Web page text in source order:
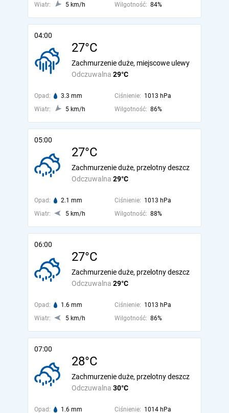
Wiatr:
5 km/h Wilgotność: 84%
04:00
27°C
Odczuwalna 29°C
Zachmurzenie duże, miejscowe ulewy
Opad: 3.3 mm Ciśnienie: 1013 hPa
Wiatr:
5 km/h Wilgotność: 86%
05:00
27°C
Odczuwalna 29°C
Zachmurzenie duże, przelotny deszcz
Opad: 2.1 mm Ciśnienie: 1013 hPa
Wiatr:
5 km/h Wilgotność: 88%
06:00
27°C
Odczuwalna 29°C
Zachmurzenie duże, przelotny deszcz
Opad: 1.6 mm Ciśnienie: 1013 hPa
Wiatr:
5 km/h Wilgotność: 86%
07:00
28°C
Odczuwalna 30°C
Zachmurzenie duże, przelotny deszcz
Opad: 1.6 mm Ciśnienie: 1014 hPa